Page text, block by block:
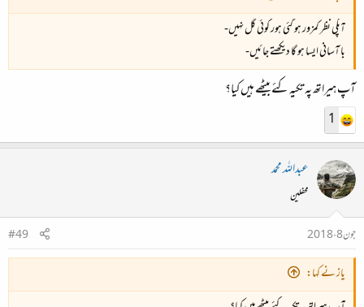
آپکی نظر کمزور ہو گئی ہور کوئی گل نہیں-
با آسانی ایسا ہو گا دیکھتے جائیں-
آپ ہیراتھ پہ تکیہ کئے بیٹھے ہیں کیا؟
1
عبداللہ محمد
محفلین
جون 8، 2018
#49
یاز نے کہا: